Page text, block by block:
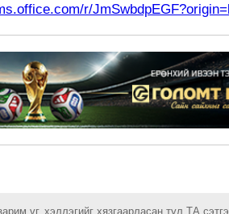
r/
үг, хэллэгийг хязгаарласан тул ТА